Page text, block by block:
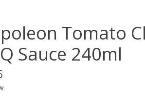
Tomato
Sauce 240ml